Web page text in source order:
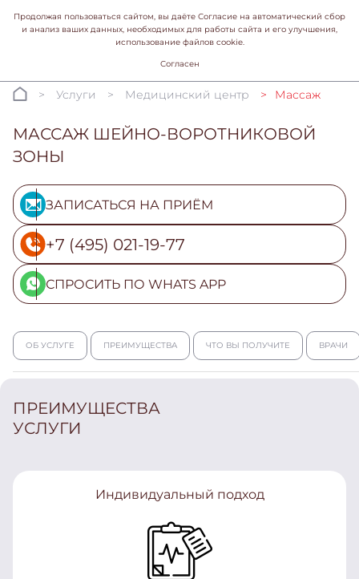
Услуги Медицинский центр Массаж
МАССАЖ ШЕЙНО-ВОРОТНИКОВОЙ
ЗОНЫ
ЗАПИСАТЬСЯ НА ПРИЁМ
+7 (495) 021-19-77
СПРОСИТЬ ПО WHATS APP
ОБ УСЛУГЕ ПРЕИМУЩЕСТВА ЧТО ВЫ ПОЛУЧИТЕ ВРАЧИ
ПРЕИМУЩЕСТВА
УСЛУГИ
Индивидуальный подход
Продолжая пользоваться сайтом, вы даёте Согласие на автоматический сбор
и анализ ваших данных, необходимых для работы сайта и его улучшения,
использование файлов cookie.
Согласен